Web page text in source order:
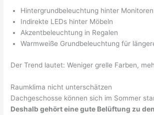
Hintergrundbeleuchtung hinter Monitoren
Indirekte LEDs hinter Möbeln
Akzentbeleuchtung in Regalen
Warmweiße Grundbeleuchtung für
Der Trend lautet: Weniger grelle Farben,
Raumklima nicht unterschätzen
Dachgeschosse können sich im Sommer
Deshalb gehört eine gute Belüftung zu